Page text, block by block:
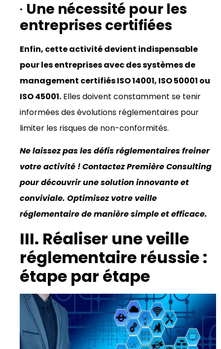
· Une nécessité pour les
entreprises certifiées
Enfin, cette activité devient indispensable
pour les entreprises avec des systèmes de
management certifiés ISO 14001, ISO 50001 ou
ISO 45001. Elles doivent constamment se tenir
informées des évolutions réglementaires pour
limiter les risques de non-conformités.
Ne laissez pas les défis réglementaires freiner
votre activité ! Contactez Première Consulting
pour découvrir une solution innovante et
conviviale. Optimisez votre veille
réglementaire de manière simple et efficace.
III. Réaliser une veille
réglementaire réussie :
étape par étape